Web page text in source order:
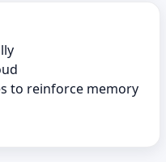
to reinforce memory